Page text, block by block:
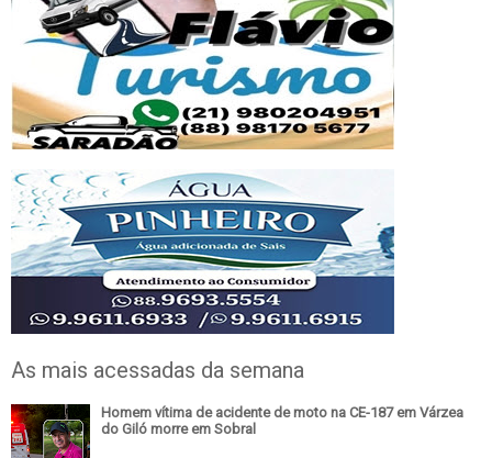
As mais acessadas da semana
Homem vítima de acidente de moto na CE-187 em Várzea
do Giló morre em Sobral